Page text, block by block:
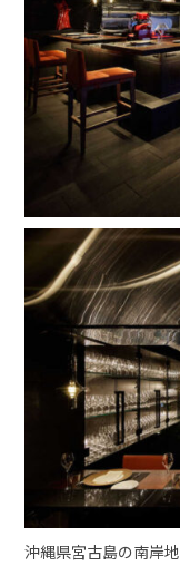
沖縄県宮古島の南岸